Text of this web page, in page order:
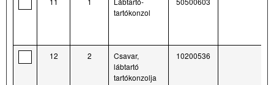
tartókonzol
12 2
Csavar,
lábtartó
tartókonzolja
10200536